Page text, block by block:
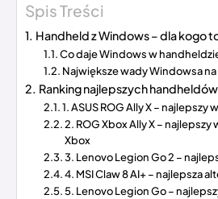
Spis Treści
Handheld z Windows – dla kogo
Co daje Windows w
Największe wady Windowsa na
Ranking najlepszych
1. ASUS ROG Ally X – najlepszy
2. ROG Xbox Ally X –
Xbox
3. Lenovo Legion Go 2 –
4. MSI Claw 8 AI+ – najlepsza
5. Lenovo Legion Go –